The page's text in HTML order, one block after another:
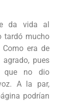
da vida al
tardó mucho
era de
pues
que no dio
A la par,
podrían